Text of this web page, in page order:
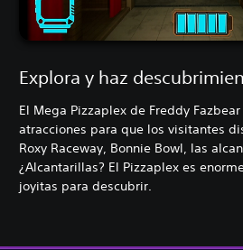
Explora y haz
El Mega Pizzaplex de Freddy
atracciones para que los visitantes
Roxy Raceway, Bonnie Bowl, las
¿Alcantarillas? El Pizzaplex es
joyitas para descubrir.